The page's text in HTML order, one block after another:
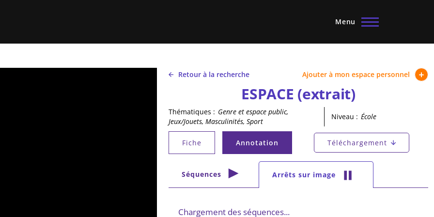
Menu
Retour à la recherche Ajouter à mon espace personnel
ESPACE (extrait)
Thématiques : Genre et espace public,
Jeux/Jouets, Masculinités, Sport
Niveau : École
Onglets principaux
Fiche Annotation
(onglet actif) Téléchargement
Onglets secondaires
Séquences Arrêts sur image
(onglet actif)
Chargement des séquences...